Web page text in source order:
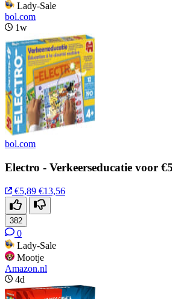
Lady-Sale
bol.com
1w
bol.com
Electro - Verkeerseducatie voor
€5,89 €13,56
382
0
Lady-Sale
Mootje
Amazon.nl
4d